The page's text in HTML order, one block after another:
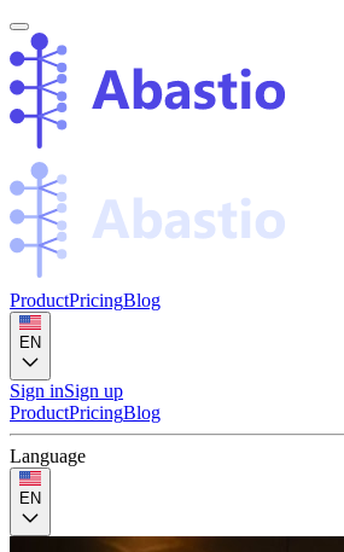
ProductPricingBlog
EN
Sign inSign up
ProductPricingBlog
Language
EN